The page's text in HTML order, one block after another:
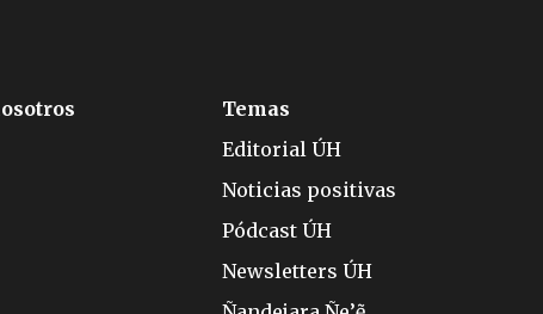
Temas
Editorial ÚH
Noticias positivas
Pódcast ÚH
Newsletters ÚH